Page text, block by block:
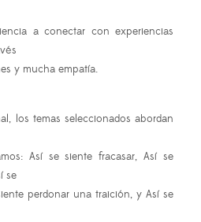
a conectar con experiencias
y mucha empatía.
los temas seleccionados abordan
Así se siente fracasar, Así se
se
perdonar una traición, y Así se